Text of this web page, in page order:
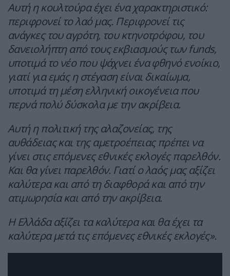
Αυτή η κουλτούρα έχει ένα χαρακτηριστικό:
περιφρονεί το λαό μας. Περιφρονεί τις
ανάγκες του αγρότη, του κτηνοτρόφου, του
δανειολήπτη από τους εκβιασμούς των funds,
υποτιμά το νέο που ψάχνει ένα φθηνό ενοίκιο,
γιατί για εμάς η στέγαση είναι δικαίωμα,
υποτιμά τη μέση ελληνική οικογένεια που
περνά πολύ δύσκολα με την ακρίβεια.
Αυτή η πολιτική της αλαζονείας, της
αυθάδειας και της αμετροέπειας πρέπει να
γίνει στις επόμενες εθνικές εκλογές παρελθόν.
Και θα γίνει παρελθόν. Γιατί ο λαός μας αξίζει
καλύτερα και από τη διαφθορά και από την
ατιμωρησία και από την ακρίβεια.
Η Ελλάδα αξίζει τα καλύτερα και θα έχει τα
καλύτερα μετά τις επόμενες εθνικές εκλογές».